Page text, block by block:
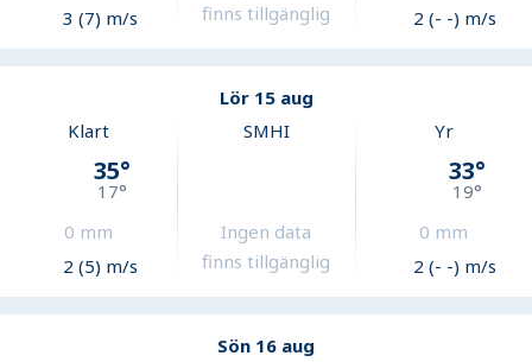
3 (7) m/s
finns tillgänglig
2 (- -) m/s
Lör 15 aug
Klart
35°
17°
0 mm
2 (5) m/s
SMHI
Ingen data
finns tillgänglig
Yr
33°
19°
0 mm
2 (- -) m/s
Sön 16 aug